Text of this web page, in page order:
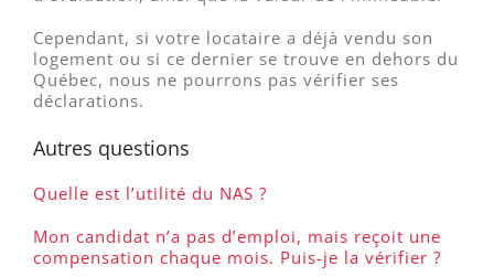
Cependant, si votre locataire a déjà vendu son
logement ou si ce dernier se trouve en dehors du
Québec, nous ne pourrons pas vérifier ses
déclarations.
Autres questions
Quelle est l’utilité du NAS ?
Mon candidat n’a pas d’emploi, mais reçoit une
compensation chaque mois. Puis-je la vérifier ?